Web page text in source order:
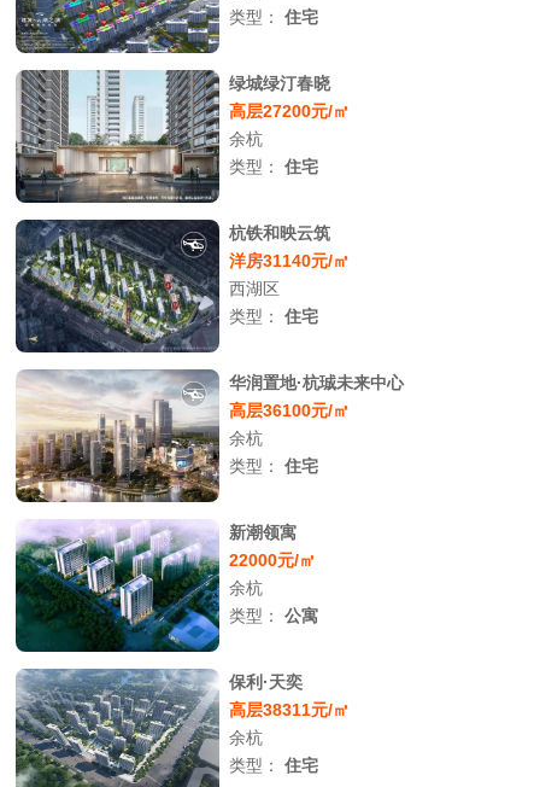
类型：住宅
绿城绿汀春晓
高层27200元/㎡
余杭
类型：住宅
杭铁和映云筑
洋房31140元/㎡
西湖区
类型：住宅
华润置地·杭珹未来中心
高层36100元/㎡
余杭
类型：住宅
新潮领寓
22000元/㎡
余杭
类型：公寓
保利·天奕
高层38311元/㎡
余杭
类型：住宅